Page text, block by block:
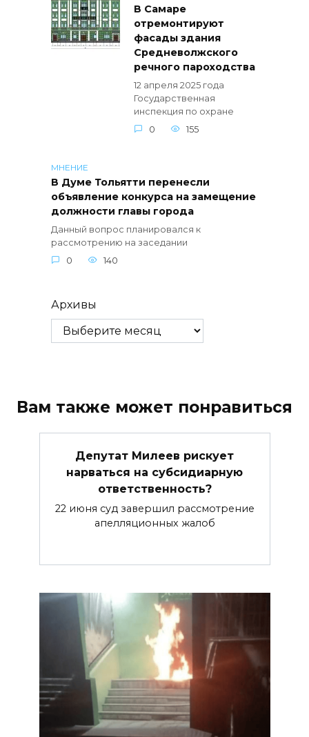
В Самаре
отремонтируют
фасады здания
Средневолжского
речного пароходства
12 апреля 2025 года
Государственная
инспекция по охране
0
155
МНЕНИЕ
В Думе Тольятти перенесли
объявление конкурса на замещение
должности главы города
Данный вопрос планировался к
рассмотрению на заседании
0
140
Архивы
Вам также может понравиться
Депутат Милеев рискует
нарваться на субсидиарную
ответственность?
22 июня суд завершил рассмотрение
апелляционных жалоб